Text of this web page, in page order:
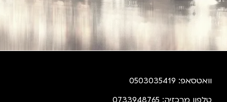
וואטסאפ: 0503035419